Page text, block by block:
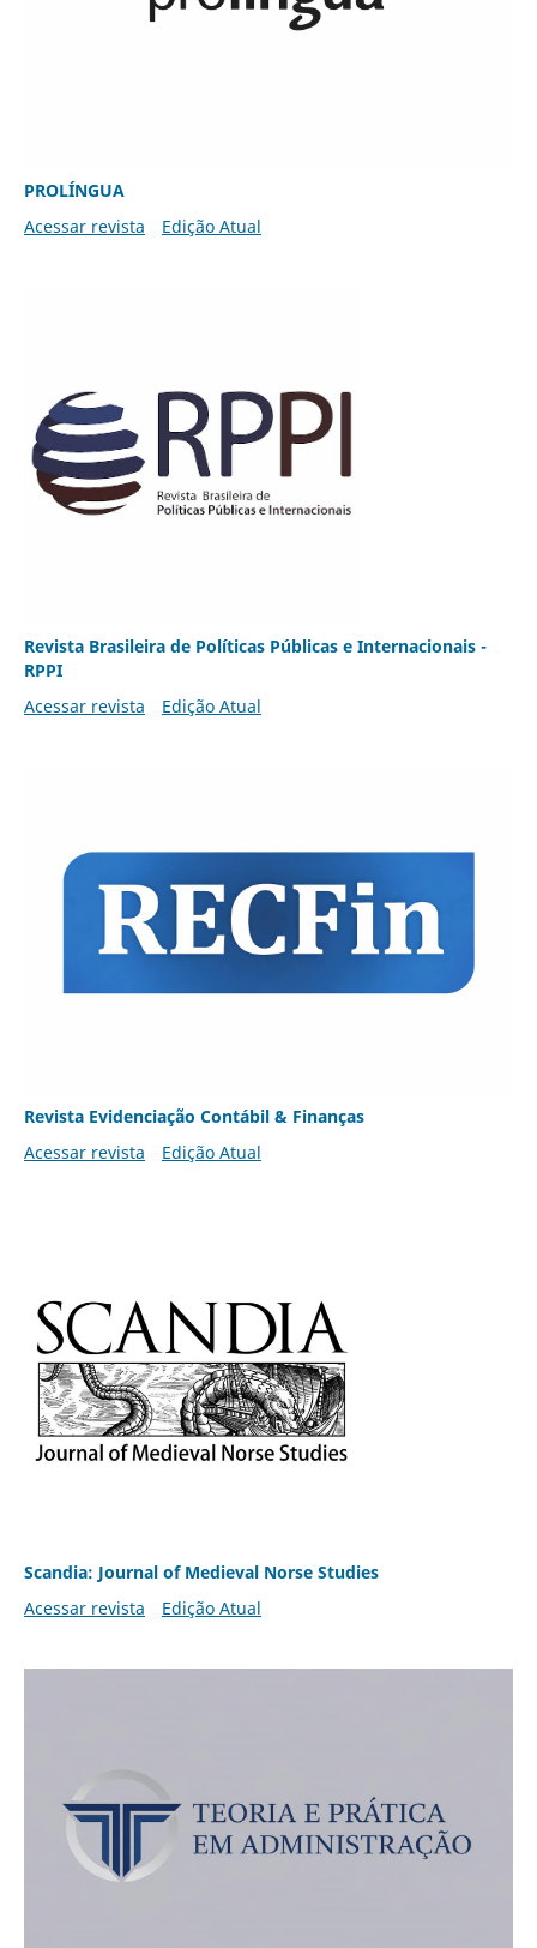
PROLÍNGUA
Acessar revista
Edição Atual
Revista Brasileira de Políticas Públicas e Internacionais -
RPPI
Acessar revista
Edição Atual
Revista Evidenciação Contábil & Finanças
Acessar revista
Edição Atual
Scandia: Journal of Medieval Norse Studies
Acessar revista
Edição Atual